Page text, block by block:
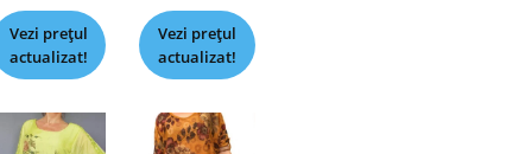
Vezi prețul
actualizat!
Vezi prețul
actualizat!